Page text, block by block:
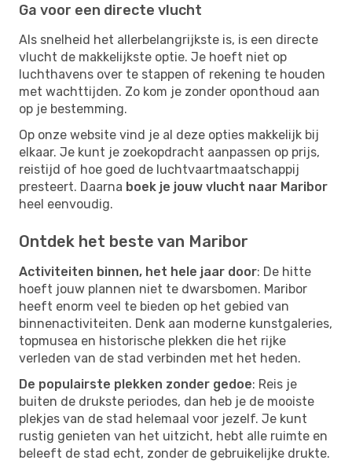
Ga voor een directe vlucht
Als snelheid het allerbelangrijkste is, is een directe
vlucht de makkelijkste optie. Je hoeft niet op
luchthavens over te stappen of rekening te houden
met wachttijden. Zo kom je zonder oponthoud aan
op je bestemming.
Op onze website vind je al deze opties makkelijk bij
elkaar. Je kunt je zoekopdracht aanpassen op prijs,
reistijd of hoe goed de luchtvaartmaatschappij
presteert. Daarna boek je jouw vlucht naar Maribor
heel eenvoudig.
Ontdek het beste van Maribor
Activiteiten binnen, het hele jaar door: De hitte
hoeft jouw plannen niet te dwarsbomen. Maribor
heeft enorm veel te bieden op het gebied van
binnenactiviteiten. Denk aan moderne kunstgaleries,
topmusea en historische plekken die het rijke
verleden van de stad verbinden met het heden.
De populairste plekken zonder gedoe: Reis je
buiten de drukste periodes, dan heb je de mooiste
plekjes van de stad helemaal voor jezelf. Je kunt
rustig genieten van het uitzicht, hebt alle ruimte en
beleeft de stad echt, zonder de gebruikelijke drukte.